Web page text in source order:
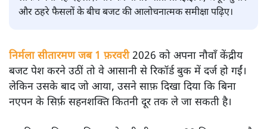
सतीश झा
मोदी सरकार का बजट 2026 बड़े बदलाव का वादा करता दिखता है,